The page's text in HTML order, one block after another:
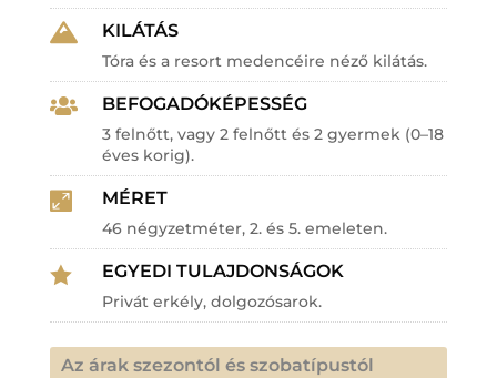
 KILÁTÁS
Tóra és a resort medencéire néző kilátás.
 BEFOGADÓKÉPESSÉG
3 felnőtt, vagy 2 felnőtt és 2 gyermek (0–18
éves korig).
 MÉRET
46 négyzetméter, 2. és 5. emeleten.
 EGYEDI TULAJDONSÁGOK
Privát erkély, dolgozósarok.
Az árak szezontól és szobatípustól